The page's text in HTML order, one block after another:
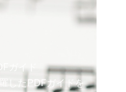
ガイド
したPDFガイドを